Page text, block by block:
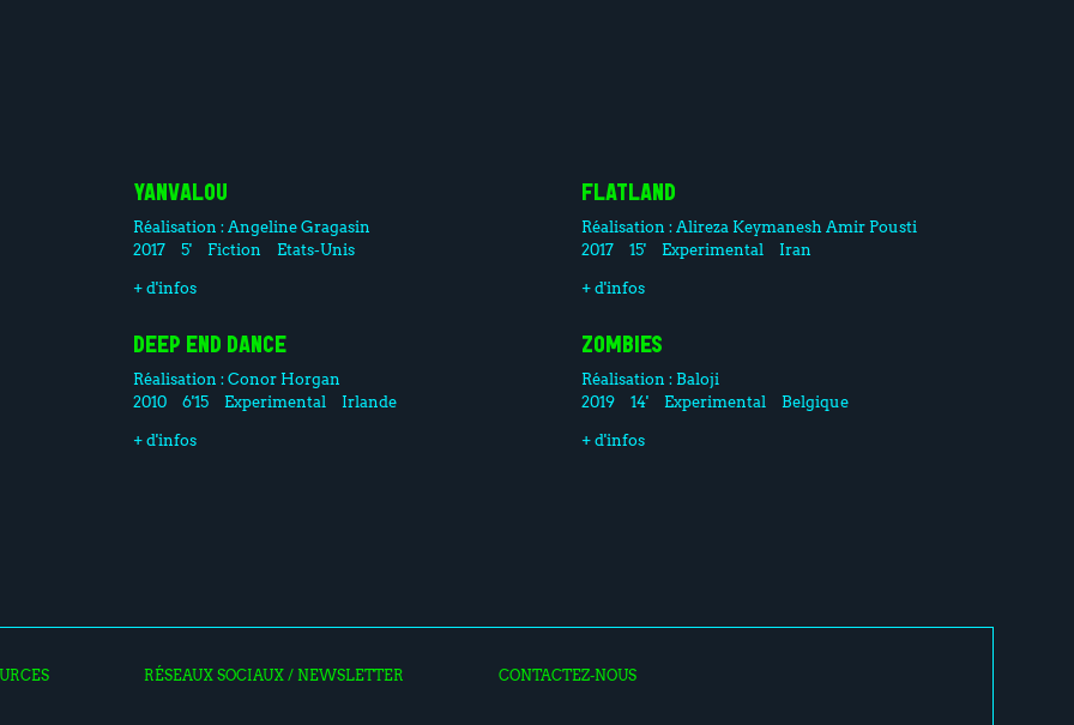
YANVALOU
Réalisation : Angeline Gragasin
2017
5' Fiction Etats-Unis
+ d'infos
FLATLAND
Réalisation : Alireza Keymanesh Amir Pousti
2017
15' Experimental Iran
+ d'infos
DEEP END DANCE
Réalisation :Conor Horgan
2010
6'15 Experimental Irlande
+ d'infos
ZOMBIES
Réalisation : Baloji
2019
14' Experimental Belgique
+ d'infos
RÉSEAUX SOCIAUX / NEWSLETTER
CONTACTEZ-NOUS